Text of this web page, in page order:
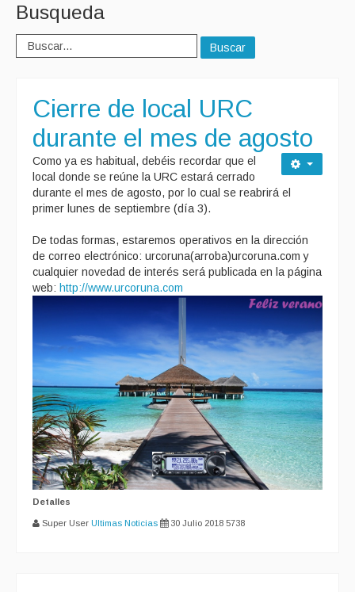
Busqueda
Buscar
Cierre de local URC
durante el mes de agosto
Como ya es habitual, debéis recordar que el
local donde se reúne la URC estará cerrado
durante el mes de agosto, por lo cual se reabrirá el
primer lunes de septiembre (día 3).
De todas formas, estaremos operativos en la dirección
de correo electrónico: urcoruna(arroba)urcoruna.com y
cualquier novedad de interés será publicada en la página
web: http://www.urcoruna.com
Detalles
Super User Ultimas Noticias 30 Julio 2018 5738